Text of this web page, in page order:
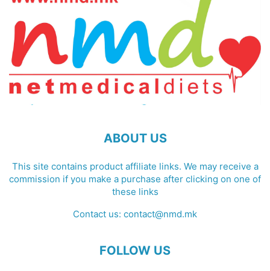
ABOUT US
This site contains product affiliate links. We may receive a
commission if you make a purchase after clicking on one of
these links
Contact us: contact@nmd.mk
FOLLOW US